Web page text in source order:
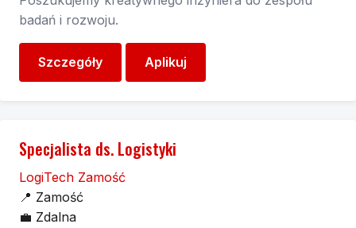
badań i rozwoju.
Szczegóły Aplikuj
Specjalista ds. Logistyki
LogiTech Zamość
📍 Zamość
💼 Zdalna